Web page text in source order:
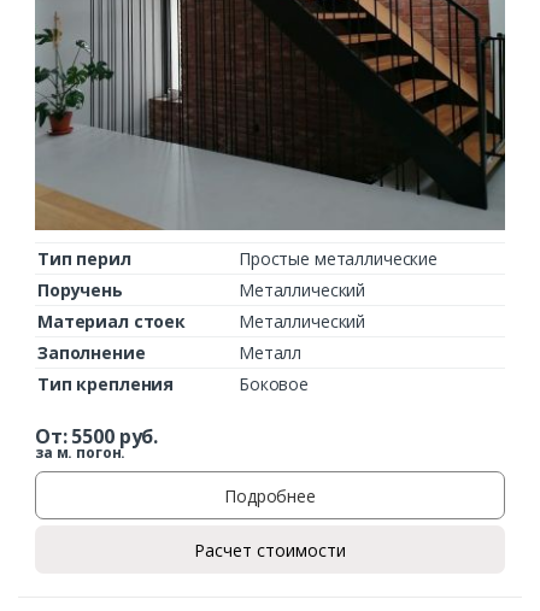
Тип перил
Простые металлические
Поручень
Металлический
Материал стоек
Металлический
Заполнение
Металл
Тип крепления
Боковое
От:5500руб.
за м. погон.
Подробнее
Расчет стоимости